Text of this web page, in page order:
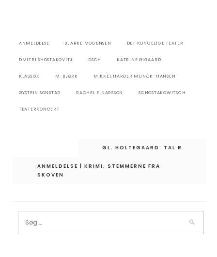
ANMELDELSE BJARKE MOGENSEN DET KONGELIGE TEATER
DMITRI SHOSTAKOVITJ DSCH KATRINE ØIGAARD
KLASSISK M. BJØRK MIKKEL HARDER MUNCK-HANSEN
ØYSTEIN SONSTAD RACHEL EINARSSON SCHOSTAKOWITSCH
TEATERKONCERT
GL. HOLTEGAARD: TAL R
ANMELDELSE | KRIMI: STEMMERNE FRA
SKOVEN